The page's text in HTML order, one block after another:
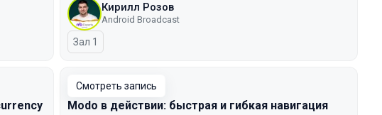
Кирилл Розов
Android Broadcast
Зал 1
Смотреть запись
Modo в действии: быстрая и гибкая навигация